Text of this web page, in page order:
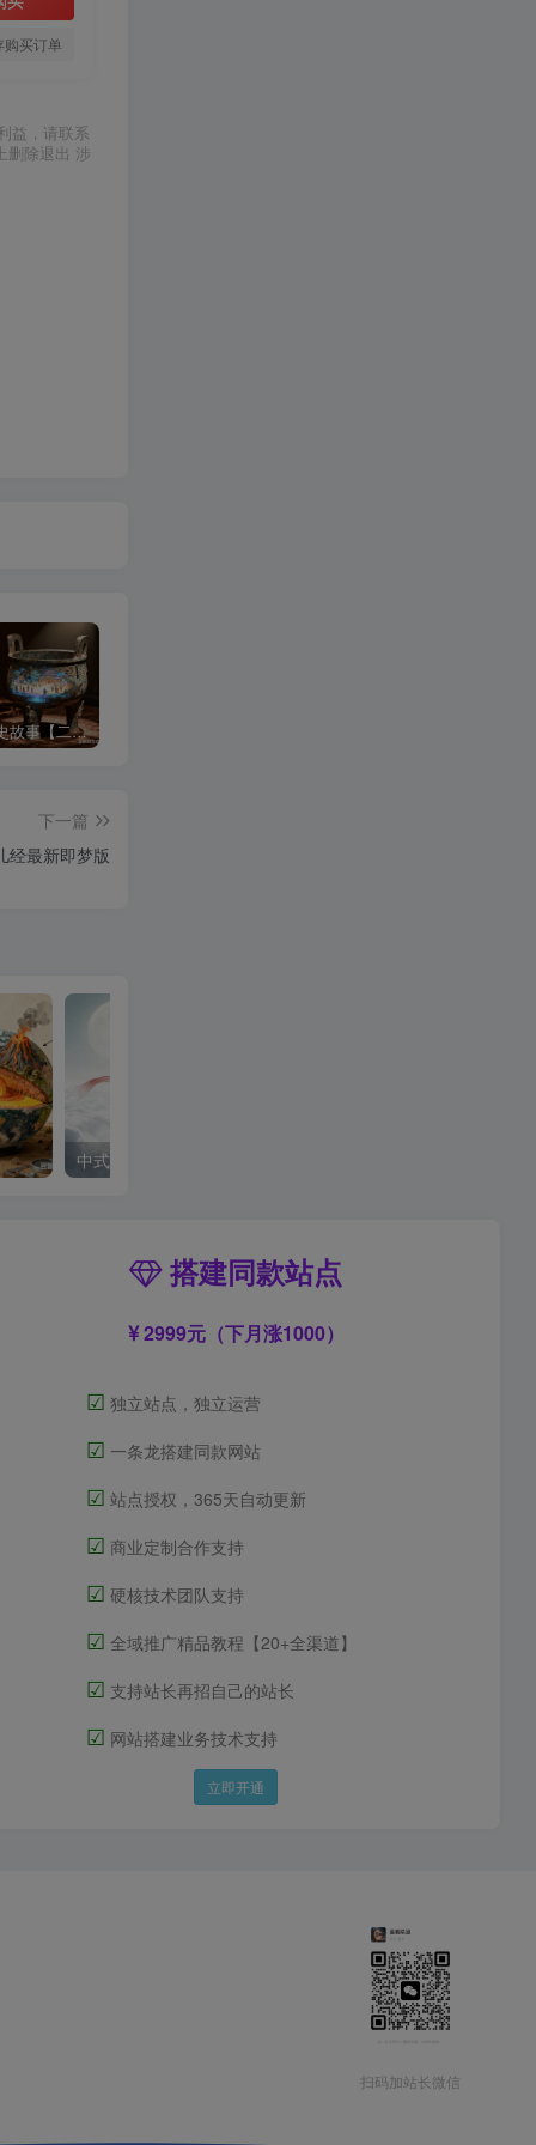
买订单
益，请联系
删除退出 涉
沉浸式历史故事【二改版】
下一篇
经最新即梦版
中式梦核
搭建同款站点
2999元（下月涨1000）
☑ 独立站点，独立运营
☑ 一条龙搭建同款网站
☑ 站点授权，365天自动更新
☑ 商业定制合作支持
☑ 硬核技术团队支持
☑ 全域推广精品教程【20+全渠道】
☑ 支持站长再招自己的站长
☑ 网站搭建业务技术支持
立即开通
扫码加站长微信